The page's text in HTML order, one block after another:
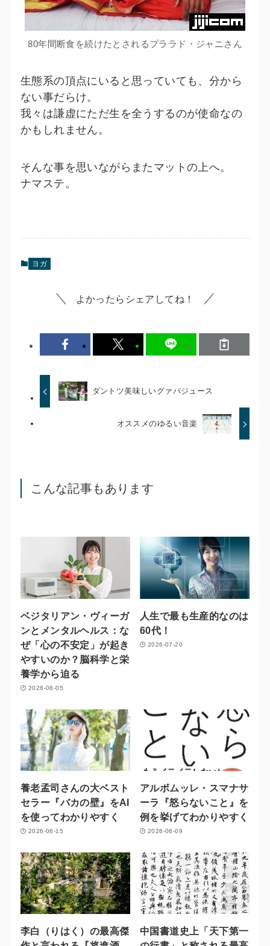
80年間断食を続けたとされるプララド・ジャニさん
生態系の頂点にいると思っていても、分から
ない事だらけ。
我々は謙虚にただ生を全うするのが使命なの
かもしれません。
そんな事を思いながらまたマットの上へ。
ナマステ。
ヨガ
よかったらシェアしてね！
ダントツ美味しいグァバジュース
オススメのゆるい音楽
こんな記事もあります
ベジタリアン・ヴィーガ
ンとメンタルヘルス：な
ぜ「心の不安定」が起き
やすいのか？脳科学と栄
養学から迫る
2026-08-05
人生で最も生産的なのは
60代！
2026-07-20
養老孟司さんの大ベスト
セラー『バカの壁』をAI
を使ってわかりやすく
2026-06-15
アルボムッレ・スマナサ
ーラ『怒らないこと』を
例を挙げてわかりやすく
2026-06-09
李白（りはく）の最高傑
中国書道史上「天下第一